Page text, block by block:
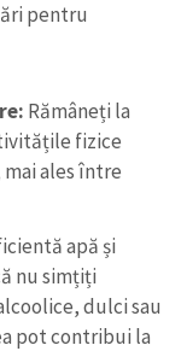
pentru
Rămâneți la
fizice
ales între
apă și
nu simțiți
dulci sau
pot contribui la